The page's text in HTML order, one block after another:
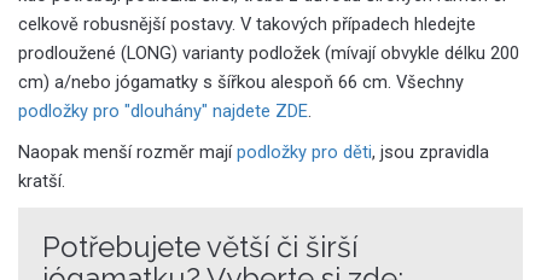
celkově robusnější postavy. V takových případech hledejte
prodloužené (LONG) varianty podložek (mívají obvykle délku 200
cm) a/nebo jógamatky s šířkou alespoň 66 cm. Všechny
podložky pro "dlouhány" najdete ZDE.
Naopak menší rozměr majípodložky pro děti, jsou zpravidla
kratší.
Potřebujete větší či širší